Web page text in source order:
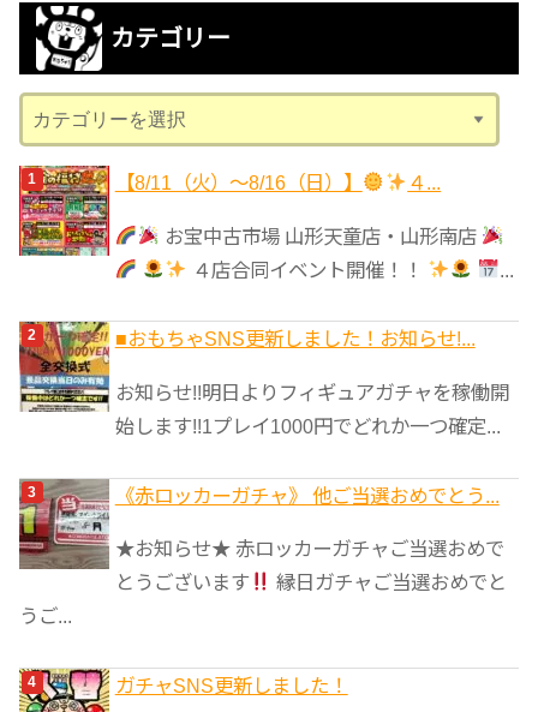
カ
ブ
カテゴリー
テ
ゴ
リ
ー
【8/11（火）～8/16（日）】 ４...
お宝中古市場 山形天童店・山形南店
４店合同イベント開催！！
...
■おもちゃSNS更新しました！お知らせ!...
お知らせ!!明日よりフィギュアガチャを稼働開
始します!!1プレイ1000円でどれか一つ確定...
《赤ロッカーガチャ》 他ご当選おめでとう...
★お知らせ★ 赤ロッカーガチャご当選おめで
とうございます
縁日ガチャご当選おめでと
うご...
ガチャSNS更新しました！